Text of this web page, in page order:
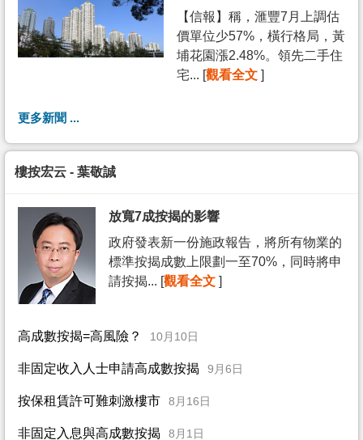
【信報】稱，滙豐7月上調估
價單位少57%，橫行格局，黃
埔花園漲2.48%。領先二手住
宅... [觀看全文 ]
更多新聞 ...
樓按宏云 - 葉敬誠
放寬7成按揭的影響
政府發表新一份施政報告，將所有物業的
標準按揭成數上限劃一至70%，同時將申
請按揭... [觀看全文 ]
高成數按揭=高風險？ 10月10日
非固定收入人士申請高成數按揭 9月6日
按保租賃許可難刺激樓市 8月16日
非固定入息與高成數按揭 8月1日